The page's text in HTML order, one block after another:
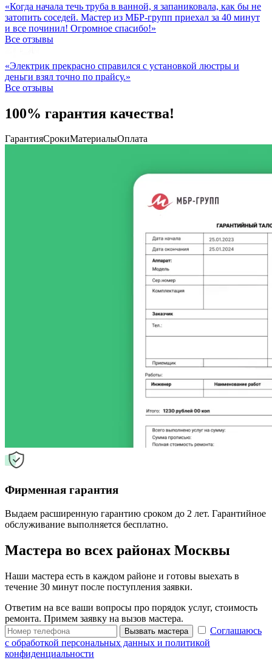
«Когда начала течь труба в ванной, я запаниковала, как бы не
затопить соседей. Мастер из МБР-групп приехал за 40 минут
и все починил! Огромное спасибо!»
Все отзывы
«Электрик прекрасно справился с установкой люстры и
деньги взял точно по прайсу.»
Все отзывы
100% гарантия качества!
ГарантияСрокиМатериалыОплата
Фирменная гарантия
Выдаем расширенную гарантию сроком до 2 лет. Гарантийное
обслуживание выполняется бесплатно.
Мастера во всех районах Москвы
Наши мастера есть в каждом районе и готовы выехать в
течение 30 минут после поступления заявки.
Ответим на все ваши вопросы про порядок услуг, стоимость
ремонта. Примем заявку на вызов мастера.
Вызвать мастера
Соглашаюсь
с обработкой персональных данных и политикой
конфиденциальности